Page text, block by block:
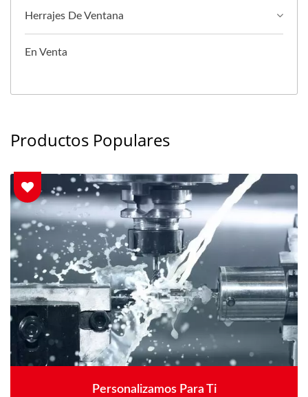
Herrajes De Ventana
En Venta
Productos Populares
Personalizamos Para Ti